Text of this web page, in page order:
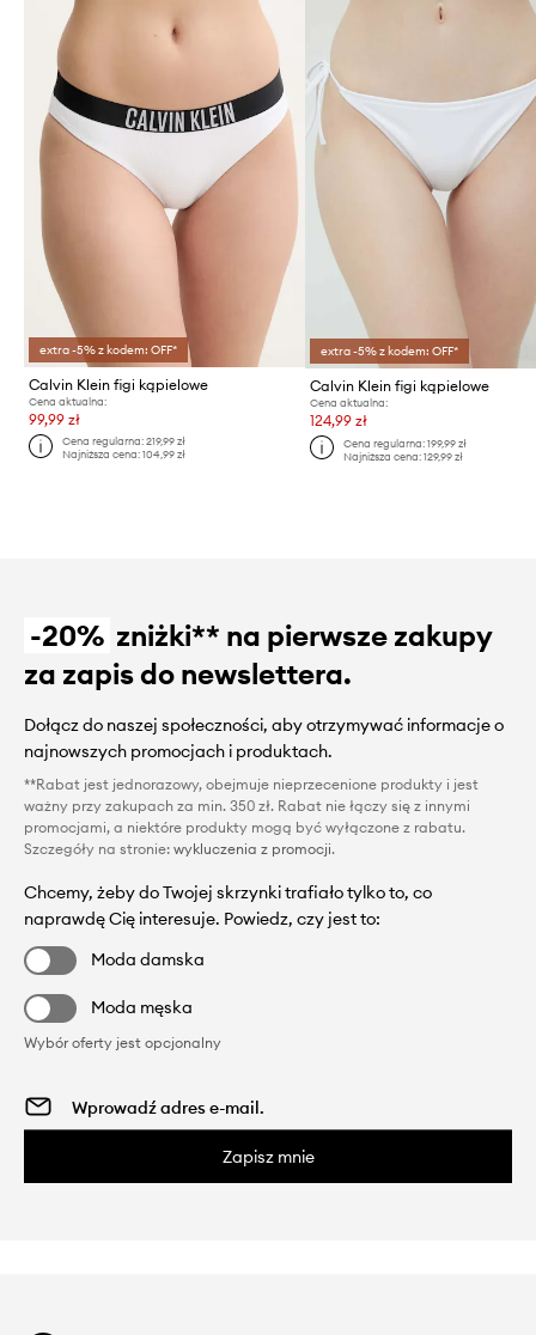
extra -5% z kodem: OFF*
Calvin Klein figi kąpielowe
Cena aktualna:
99,99 zł
Cena regularna:219,99 zł
Najniższa cena:104,99 zł
extra -5% z kodem: OFF*
Calvin Klein figi kąpielowe
Cena aktualna:
124,99 zł
Cena regularna: 199,99 zł
Najniższa cena: 129,99 zł
-20% zniżki** na pierwsze zakupy
za zapis do newslettera.
Dołącz do naszej społeczności, aby otrzymywać informacje o
najnowszych promocjach i produktach.
**Rabat jest jednorazowy, obejmuje nieprzecenione produkty i jest
ważny przy zakupach za min. 350 zł. Rabat nie łączy się z innymi
promocjami, a niektóre produkty mogą być wyłączone z rabatu.
Szczegóły na stronie: wykluczenia z promocji.
Chcemy, żeby do Twojej skrzynki trafiało tylko to, co
naprawdę Cię interesuje. Powiedz, czy jest to:
Moda damska
Moda męska
Wybór oferty jest opcjonalny
Zapisz mnie